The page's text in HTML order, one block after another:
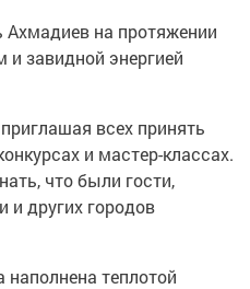
на протяжении
завидной энергией
всех принять
и мастер-классах.
что были гости,
и других городов
теплотой